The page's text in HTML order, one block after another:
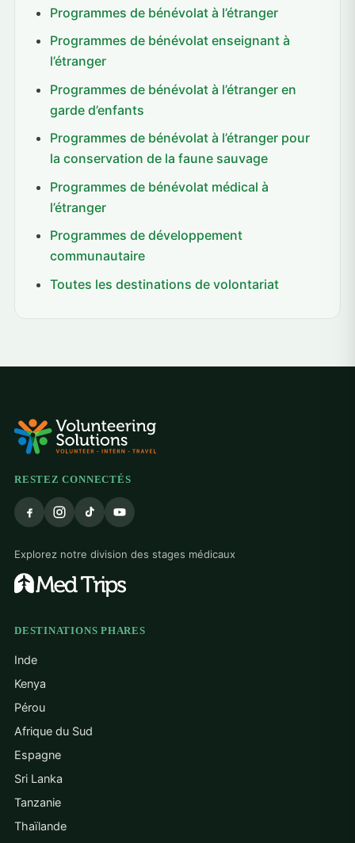
Programmes de bénévolat à l’étranger
Programmes de bénévolat enseignant à
l’étranger
Programmes de bénévolat à l’étranger en
garde d’enfants
Programmes de bénévolat à l’étranger pour
la conservation de la faune sauvage
Programmes de bénévolat médical à
l’étranger
Programmes de développement
communautaire
Toutes les destinations de volontariat
RESTEZ CONNECTÉS
Explorez notre division des stages médicaux
DESTINATIONS PHARES
Inde
Kenya
Pérou
Afrique du Sud
Espagne
Sri Lanka
Tanzanie
Thaïlande